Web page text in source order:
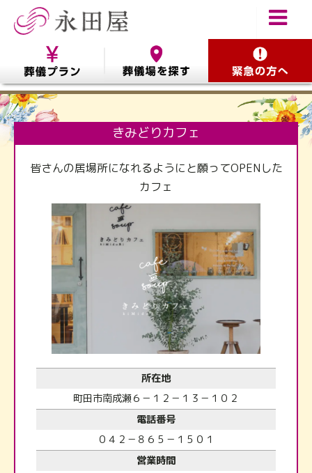
きみどりカフェ
皆さんの居場所になれるようにと願ってOPENした
カフェ
所在地
町田市南成瀬６－１２－１３－１０２
電話番号
０４２－８６５－１５０１
営業時間